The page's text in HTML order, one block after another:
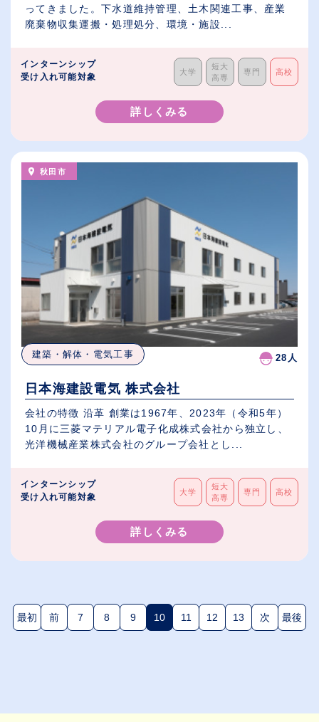
ってきました。下水道維持管理、土木関連工事、産業
廃棄物収集運搬・処理処分、環境・施設...
インターンシップ
受け入れ可能対象
大学
短大
高専
専門 高校
詳しくみる
秋田市
建築・解体・電気工事 28人
日本海建設電気 株式会社
会社の特徴 沿革 創業は1967年、2023年（令和5年）
10月に三菱マテリアル電子化成株式会社から独立し、
光洋機械産業株式会社のグループ会社とし...
インターンシップ
受け入れ可能対象
大学
短大
高専
専門 高校
詳しくみる
最初 前 7 8 9 10(現在のページ)
11 12 13 次 最後